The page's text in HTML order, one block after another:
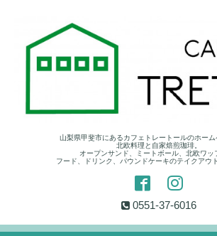
山梨県甲斐市にあるカフェトレートールのホーム
北欧料理と自家焙煎珈琲。
オープンサンド、ミートボール、北欧ワッ
フード、ドリンク、パウンドケーキのテイクアウ
0551-37-6016